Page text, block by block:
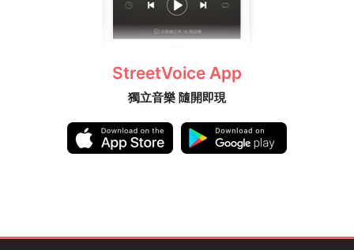
StreetVoice App
獨立音樂 隨開即現